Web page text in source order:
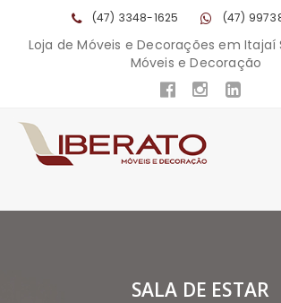
(47) 3348-1625 (47)
Loja de Móveis e Decorações em Itajaí
Móveis e Decoração
SALA DE ESTAR